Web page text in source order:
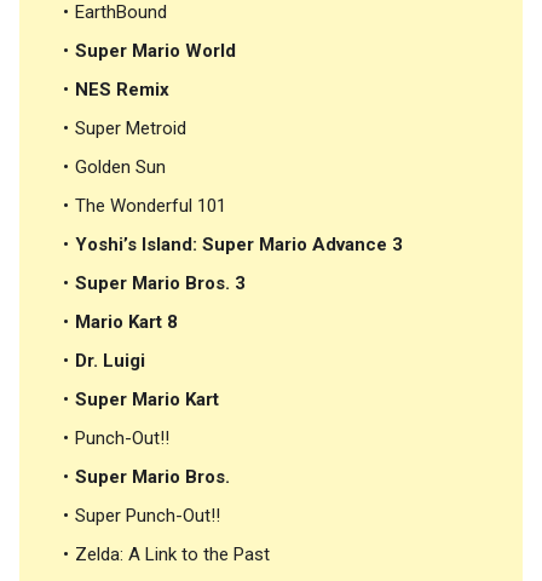
EarthBound
Super Mario World
NES Remix
Super Metroid
Golden Sun
The Wonderful 101
Yoshi’s Island: Super Mario Advance 3
Super Mario Bros. 3
Mario Kart 8
Dr. Luigi
Super Mario Kart
Punch-Out!!
Super Mario Bros.
Super Punch-Out!!
Zelda: A Link to the Past